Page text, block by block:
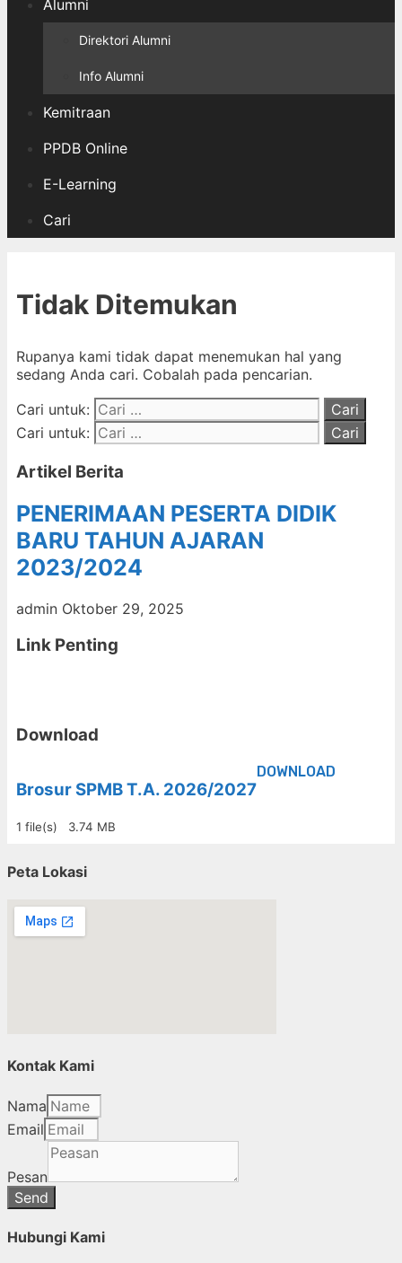
Alumni
Direktori Alumni
Info Alumni
Kemitraan
PPDB Online
E-Learning
Cari
Tidak Ditemukan
Rupanya kami tidak dapat menemukan hal yang
sedang Anda cari. Cobalah pada pencarian.
Cari untuk:
Cari untuk:
Artikel Berita
PENERIMAAN PESERTA DIDIK
BARU TAHUN AJARAN
2023/2024
admin Oktober 29, 2025
Link Penting
Download
Brosur SPMB T.A. 2026/2027
1 file(s) 3.74 MB
DOWNLOAD
Peta Lokasi
Kontak Kami
Nama
Email
Pesan
Send
Hubungi Kami